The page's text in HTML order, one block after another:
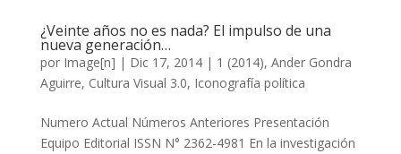
¿Veinte años no es nada? El impulso de una
nueva generación…
por Image[n] | Dic 17, 2014| 1 (2014), Ander Gondra
Aguirre, Cultura Visual 3.0, Iconografía política
Numero Actual Números Anteriores Presentación
Equipo Editorial ISSN N° 2362-4981 En la investigación